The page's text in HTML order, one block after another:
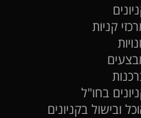
קניות
בחו"ל
ובישול בקניונים